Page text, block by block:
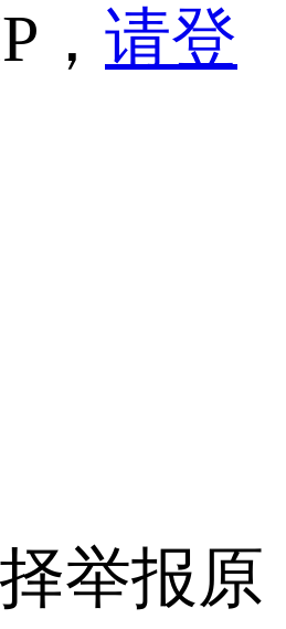
， 请登
举报原